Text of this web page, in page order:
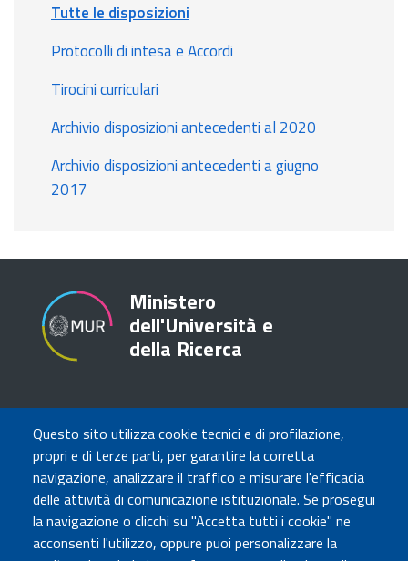
Questo sito utilizza cookie tecnici e di profilazione,
propri e di terze parti, per garantire la corretta
navigazione, analizzare il traffico e misurare l'efficacia
delle attività di comunicazione istituzionale. Se prosegui
la navigazione o clicchi su "Accetta tutti i cookie" ne
acconsenti l'utilizzo, oppure puoi personalizzare la
Tutte le disposizioni
Protocolli di intesa e Accordi
Tirocini curriculari
Archivio disposizioni antecedenti al 2020
Archivio disposizioni antecedenti a giugno
2017
Ministero
dell'Università e
della Ricerca
TRASPARENZA
Amministrazione Trasparente
Atti di notifica
Albo online
Concorsi